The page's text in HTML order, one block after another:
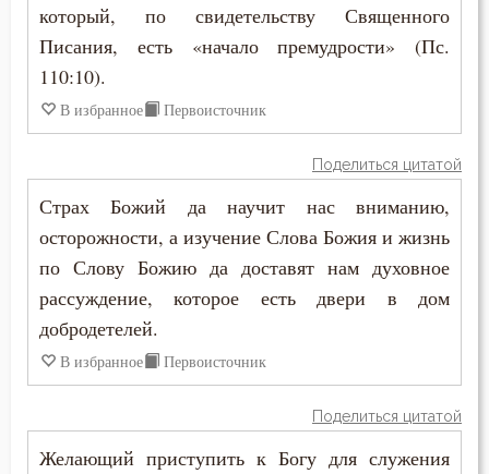
Богопознание
Богородица
Богоугождение
Борьба
Будущее
Ветхий Завет
Иоанн Златоуст
Иоанн Лествичник
Исаак Сирин Ниневийский
Макарий Великий
Макарий Оптинский (Иванов)
Максим Грек
Максим Исповедник
Николай Сербский
который, по свидетельству Священного
Писания, есть «начало премудрости» (Пс.
110:10).
В избранное Первоисточник
Поделиться цитатой
Страх Божий да научит нас вниманию,
осторожности, а изучение Слова Божия и жизнь
по Слову Божию да доставят нам духовное
рассуждение, которое есть двери в дом
добродетелей.
В избранное Первоисточник
Поделиться цитатой
Желающий приступить к Богу для служения